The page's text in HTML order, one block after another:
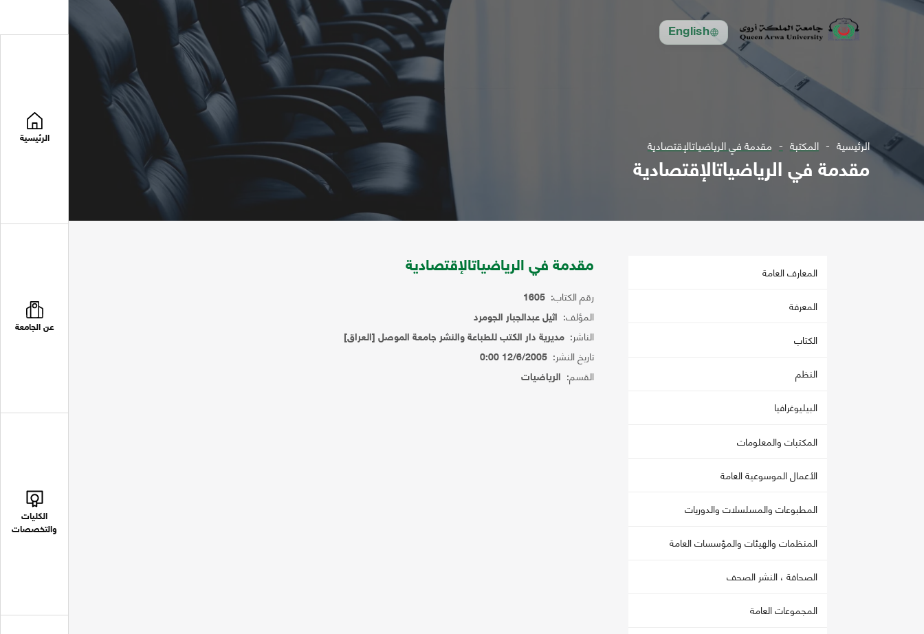
English
الرئيسية
عن الجامعة
الكليات
والتخصصات
الرئيسية المكتبة مقدمة في الرياضياتالإقتصادية
مقدمة في الرياضياتالإقتصادية
المعارف العامة
المعرفة
الكتاب
النظم
البيليوغرافيا
المكتبات والمعلومات
الأعمال الموسوعية العامة
المطبوعات والمسلسلات والدوريات
المنظمات والهيئات والمؤسسات العامة
الصحافة ، النشر الصحف
المجموعات العامة
مقدمة في الرياضياتالإقتصادية
رقم الكتاب: 1605
المؤلف: اثيل عبدالجبار الجومرد
الناشر: مديرية دار الكتب للطباعة والنشر جامعة الموصل [العراق]
تاريخ النشر: 12/6/2005 0:00
القسم: الرياضيات